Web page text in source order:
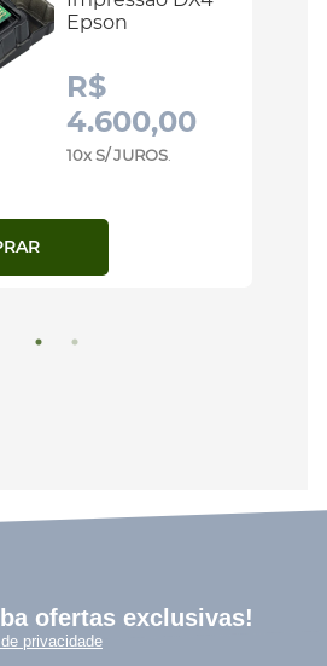
Epson
R$
4.600,00
10x S/ JUROS.
ofertas exclusivas!
privacidade